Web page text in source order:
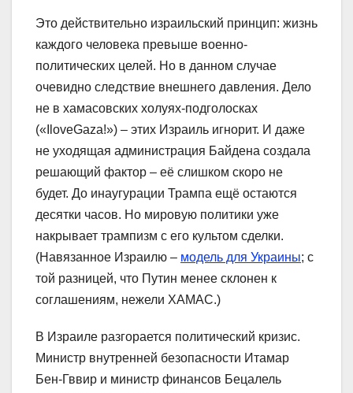
Это действительно израильский принцип: жизнь
каждого человека превыше военно-
политических целей. Но в данном случае
очевидно следствие внешнего давления. Дело
не в хамасовских холуях-подголосках
(«IloveGaza!») – этих Израиль игнорит. И даже
не уходящая администрация Байдена создала
решающий фактор – её слишком скоро не
будет. До инаугурации Трампа ещё остаются
десятки часов. Но мировую политики уже
накрывает трампизм с его культом сделки.
(Навязанное Израилю – модель для Украины; с
той разницей, что Путин менее склонен к
соглашениям, нежели ХАМАС.)
В Израиле разгорается политический кризис.
Министр внутренней безопасности Итамар
Бен-Гввир и министр финансов Бецалель